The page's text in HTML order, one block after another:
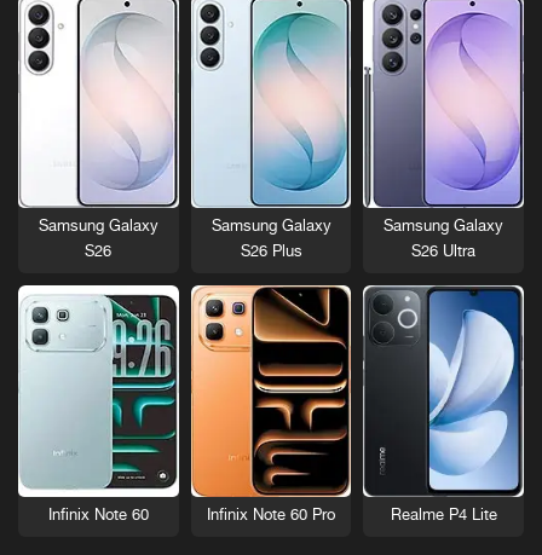
Samsung Galaxy
S26 Ultra
Samsung Galaxy
S26 Plus
Samsung Galaxy
S26
Realme P4 Lite
Infinix Note 60 Pro
Infinix Note 60